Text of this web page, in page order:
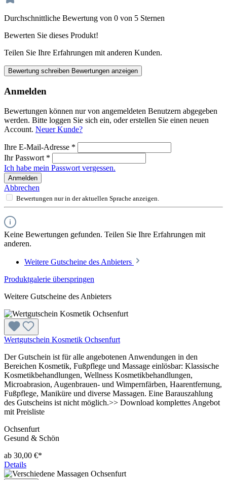
Durchschnittliche Bewertung von 0 von 5 Sternen
Bewerten Sie dieses Produkt!
Teilen Sie Ihre Erfahrungen mit anderen Kunden.
Bewertung schreiben Bewertungen anzeigen
Anmelden
Bewertungen können nur von angemeldeten Benutzern abgegeben
werden. Bitte loggen Sie sich ein, oder erstellen Sie einen neuen
Account. Neuer Kunde?
Ihre E-Mail-Adresse *
Ihr Passwort *
Ich habe mein Passwort vergessen.
Anmelden
Abbrechen
Bewertungen nur in der aktuellen Sprache anzeigen.
Keine Bewertungen gefunden. Teilen Sie Ihre Erfahrungen mit
anderen.
Weitere Gutscheine des Anbieters
Produktgalerie überspringen
Weitere Gutscheine des Anbieters
Wertgutschein Kosmetik Ochsenfurt
Der Gutschein ist für alle angebotenen Anwendungen in den
Bereichen Kosmetik, Fußpflege und Massage einlösbar: Klassische
Kosmetikbehandlungen, Wellness Kosmetikbehandlungen,
Microabrasion, Augenbrauen- und Wimpernfärben, Haarentfernung,
Fußpflege, Maniküre und diverse Massagen. Eine Barauszahlung
des Gutscheins ist nicht möglich.>> Download komplettes Angebot
mit Preisliste
Ochsenfurt
Gesund & Schön
ab 30,00 €*
Details